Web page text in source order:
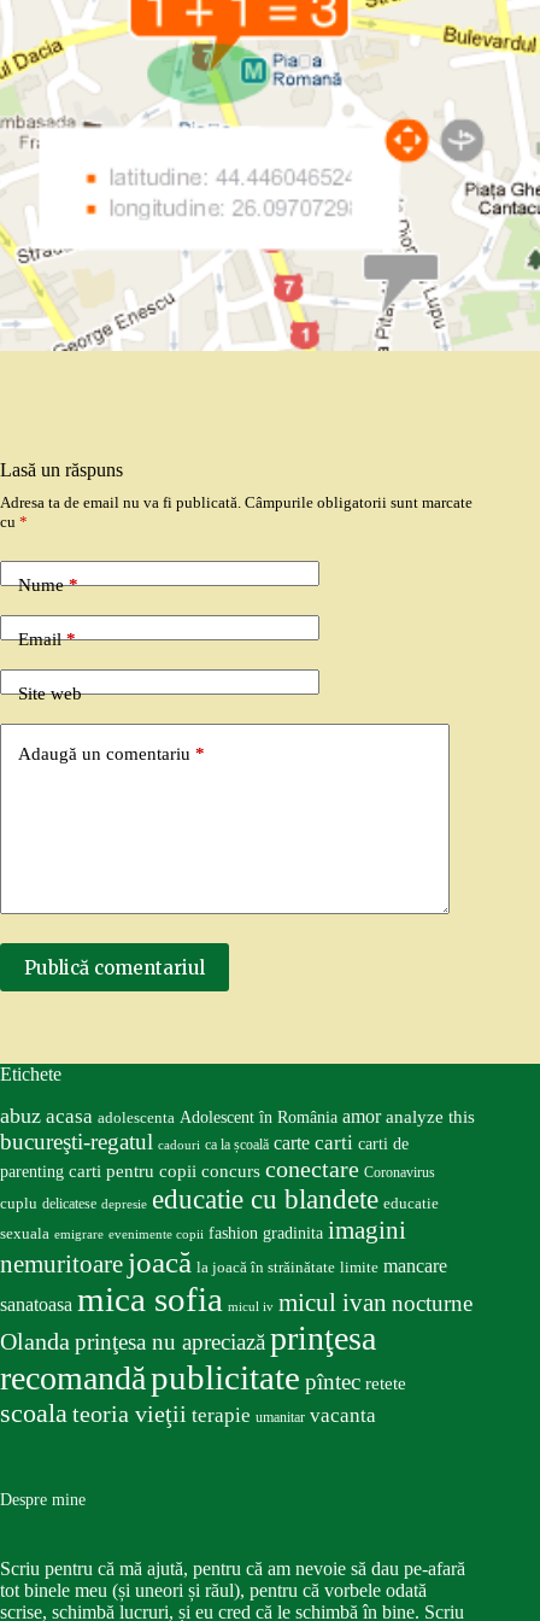
Lasă un răspuns
Adresa ta de email nu va fi publicată. Câmpurile obligatorii sunt marcate
cu *
Nume*
Email*
Site web
Adaugă un comentariu *
Publică comentariul
Etichete
abuz acasa adolescenta Adolescent în România amor analyze this
bucureşti-regatul cadouri ca la școală carte carti carti de
parenting carti pentru copii concurs conectare Coronavirus
cuplu delicatese depresie educatie cu blandete educatie
sexuala emigrare evenimente copii fashion gradinita imagini
nemuritoare joacă la joacă în străinătate limite mancare
sanatoasa mica sofia micul iv micul ivan nocturne
Olandaprinţesa nu apreciazăprinţesa
recomandăpublicitate pîntec retete
scoalateoria vieţii terapie umanitar vacanta
Despre mine
Scriu pentru că mă ajută, pentru că am nevoie să dau pe-afară
tot binele meu (și uneori și răul), pentru că vorbele odată
scrise, schimbă lucruri, și eu cred că le schimbă în bine. Scriu